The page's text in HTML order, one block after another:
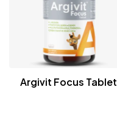
Argivit Focus Tablet